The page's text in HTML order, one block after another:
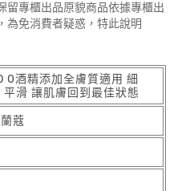
留專櫃出品原貌商品依據專櫃出
為免消費者疑惑，特此說明
0酒精添加全膚質適用 細
平滑 讓肌膚回到最佳狀態
蔻